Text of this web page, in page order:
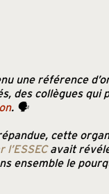
une référence
des collègues qui
. 🗣
cette
avait
ensemble le